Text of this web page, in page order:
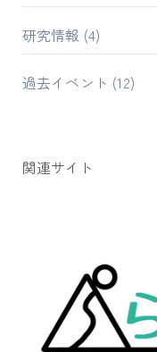
研究情報 (4)
過去イベント (12)
関連サイト